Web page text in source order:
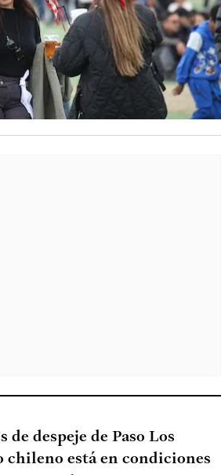
de despeje de Paso Los
chileno está en condiciones